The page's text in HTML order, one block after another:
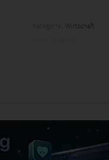
Wirtschaft